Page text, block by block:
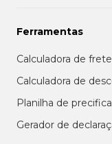
Ferramentas
Calculadora de frete
Calculadora de
Planilha de
Gerador de